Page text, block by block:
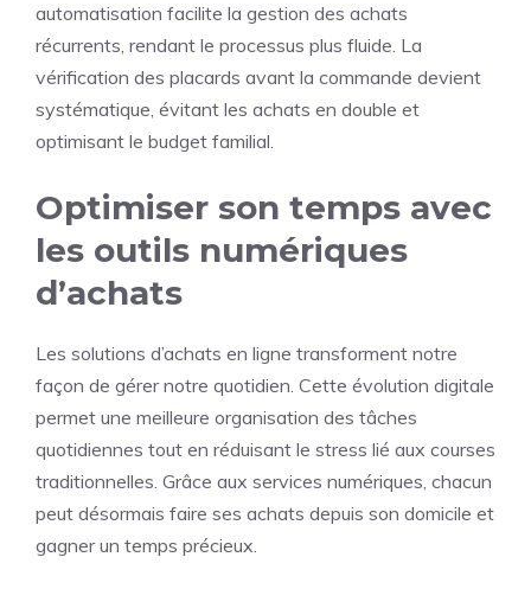
automatisation facilite la gestion des achats
récurrents, rendant le processus plus fluide. La
vérification des placards avant la commande devient
systématique, évitant les achats en double et
optimisant le budget familial.
Optimiser son temps avec
les outils numériques
d’achats
Les solutions d’achats en ligne transforment notre
façon de gérer notre quotidien. Cette évolution digitale
permet une meilleure organisation des tâches
quotidiennes tout en réduisant le stress lié aux courses
traditionnelles. Grâce aux services numériques, chacun
peut désormais faire ses achats depuis son domicile et
gagner un temps précieux.